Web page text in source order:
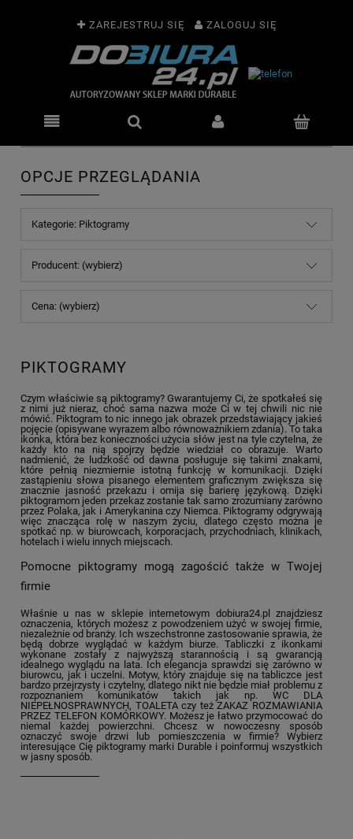
ZAREJESTRUJ SIĘ ZALOGUJ SIĘ
OPCJE PRZEGLĄDANIA
Kategorie: Piktogramy
Producent: (wybierz)
Cena: (wybierz)
PIKTOGRAMY
Czym właściwie są piktogramy? Gwarantujemy Ci, że spotkałeś się
z nimi już nieraz, choć sama nazwa może Ci w tej chwili nic nie
mówić. Piktogram to nic innego jak obrazek przedstawiający jakieś
pojęcie (opisywane wyrazem albo równoważnikiem zdania). To taka
ikonka, która bez konieczności użycia słów jest na tyle czytelna, że
każdy kto na nią spojrzy będzie wiedział co obrazuje. Warto
nadmienić, że ludzkość od dawna posługuje się takimi znakami,
które pełnią niezmiernie istotną funkcję w komunikacji. Dzięki
zastąpieniu słowa pisanego elementem graficznym zwiększa się
znacznie jasność przekazu i omija się barierę językową. Dzięki
piktogramom jeden przekaz zostanie tak samo zrozumiany zarówno
przez Polaka, jak i Amerykanina czy Niemca. Piktogramy odgrywają
więc znacząca rolę w naszym życiu, dlatego często można je
spotkać np. w biurowcach, korporacjach, przychodniach, klinikach,
hotelach i wielu innych miejscach.
Pomocne piktogramy mogą zagościć także w Twojej
firmie
Właśnie u nas w sklepie internetowym dobiura24.pl znajdziesz
oznaczenia, których możesz z powodzeniem użyć w swojej firmie,
niezależnie od branży. Ich wszechstronne zastosowanie sprawia, że
będą dobrze wyglądać w każdym biurze. Tabliczki z ikonkami
wykonane zostały z najwyższą starannością i są gwarancją
idealnego wyglądu na lata. Ich elegancja sprawdzi się zarówno w
biurowcu, jak i uczelni. Motyw, który znajduje się na tabliczce jest
bardzo przejrzysty i czytelny, dlatego nikt nie będzie miał problemu z
rozpoznaniem komunikatów takich jak np. WC DLA
NIEPEŁNOSPRAWNYCH, TOALETA czy też ZAKAZ ROZMAWIANIA
PRZEZ TELEFON KOMÓRKOWY. Możesz je łatwo przymocować do
niemal każdej powierzchni. Chcesz w nowoczesny sposób
oznaczyć swoje drzwi lub pomieszczenia w firmie? Wybierz
interesujące Cię piktogramy marki Durable i poinformuj wszystkich
w jasny sposób.